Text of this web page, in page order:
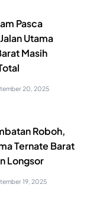
Pasca
Utama
Masih
20, 2025
Roboh,
Ternate Barat
Longsor
19, 2025